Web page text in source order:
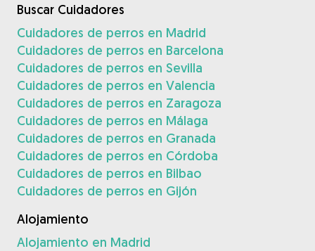
Buscar Cuidadores
Cuidadores de perros en Madrid
Cuidadores de perros en Barcelona
Cuidadores de perros en Sevilla
Cuidadores de perros en Valencia
Cuidadores de perros en Zaragoza
Cuidadores de perros en Málaga
Cuidadores de perros en Granada
Cuidadores de perros en Córdoba
Cuidadores de perros en Bilbao
Cuidadores de perros en Gijón
Alojamiento
Alojamiento en Madrid